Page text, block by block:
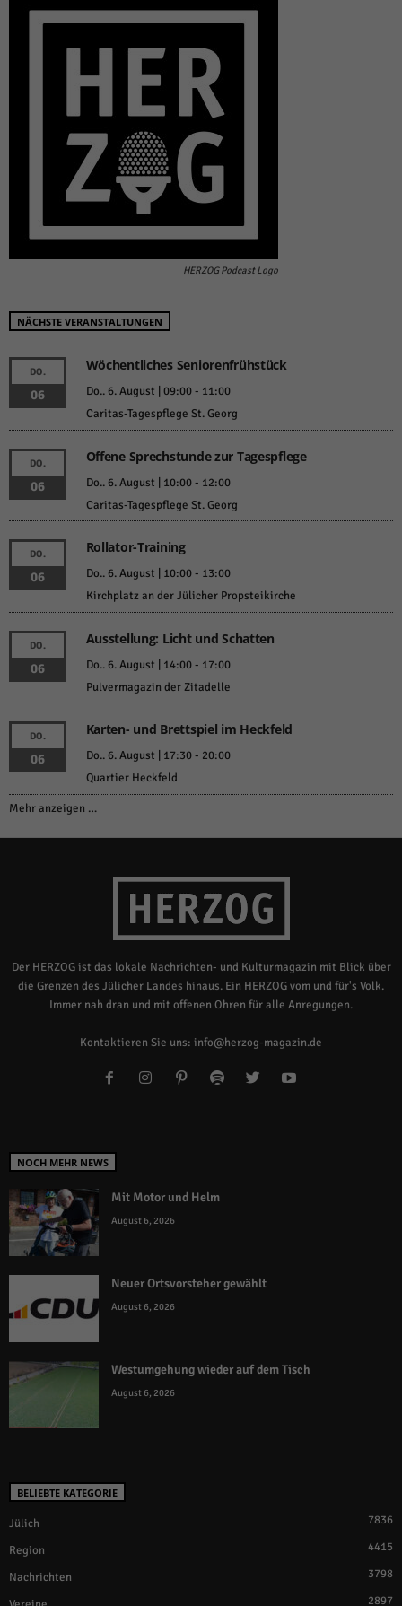
HERZOG Podcast Logo
NÄCHSTE VERANSTALTUNGEN
DO.
06
Wöchentliches Seniorenfrühstück
Do.. 6. August | 09:00- 11:00
Caritas-Tagespflege St. Georg
DO.
06
Offene Sprechstunde zur Tagespflege
Do.. 6. August | 10:00- 12:00
Caritas-Tagespflege St. Georg
DO.
06
Rollator-Training
Do.. 6. August | 10:00- 13:00
Kirchplatz an der Jülicher Propsteikirche
DO.
06
Ausstellung: Licht und Schatten
Do.. 6. August | 14:00- 17:00
Pulvermagazin der Zitadelle
DO.
06
Karten- und Brettspiel im Heckfeld
Do.. 6. August | 17:30- 20:00
Quartier Heckfeld
Mehr anzeigen …
Der HERZOG ist das lokale Nachrichten- und Kulturmagazin mit Blick über
die Grenzen des Jülicher Landes hinaus. Ein HERZOG vom und für's Volk.
Immer nah dran und mit offenen Ohren für alle Anregungen.
Kontaktieren Sie uns: info@herzog-magazin.de
NOCH MEHR NEWS
Mit Motor und Helm
August 6, 2026
Neuer Ortsvorsteher gewählt
August 6, 2026
Westumgehung wieder auf dem Tisch
August 6, 2026
BELIEBTE KATEGORIE
Jülich 7836
Region 4415
Nachrichten 3798
2897